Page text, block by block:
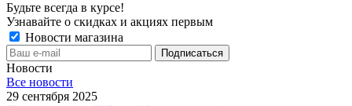
Будьте всегда в курсе!
Узнавайте о скидках и акциях первым
Новости магазина
Новости
Все новости
29 сентября 2025